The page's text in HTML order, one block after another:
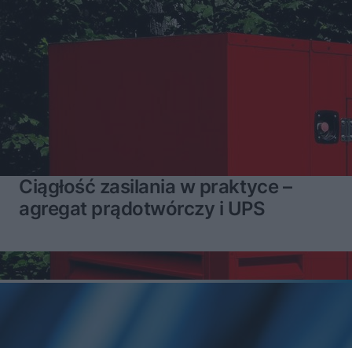
Ciągłość zasilania w praktyce –
agregat prądotwórczy i UPS